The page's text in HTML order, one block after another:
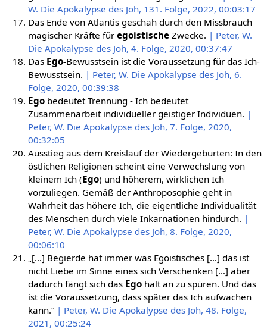
W. Die Apokalypse des Joh, 131. Folge, 2022, 00:03:17
Das Ende von Atlantis geschah durch den Missbrauch
magischer Kräfte für egoistischeZwecke. | Peter, W.
Die Apokalypse des Joh, 4. Folge, 2020, 00:37:47
Das Ego-Bewusstsein ist die Voraussetzung für das Ich-
Bewusstsein. | Peter, W. Die Apokalypse des Joh, 6.
Folge, 2020, 00:39:38
Egobedeutet Trennung - Ich bedeutet
Zusammenarbeit individueller geistiger Individuen. |
Peter, W. Die Apokalypse des Joh, 7. Folge, 2020,
00:32:05
Ausstieg aus dem Kreislauf der Wiedergeburten: In den
östlichen Religionen scheint eine Verwechslung von
kleinem Ich (Ego) und höherem, wirklichen Ich
vorzuliegen. Gemäß der Anthroposophie geht in
Wahrheit das höhere Ich, die eigentliche Individualität
des Menschen durch viele Inkarnationen hindurch. |
Peter, W. Die Apokalypse des Joh, 8. Folge, 2020,
00:06:10
„[…] Begierde hat immer was Egoistisches […] das ist
nicht Liebe im Sinne eines sich Verschenken […] aber
dadurch fängt sich das Egohalt an zu spüren. Und das
ist die Voraussetzung, dass später das Ich aufwachen
kann.“ | Peter, W. Die Apokalypse des Joh, 48. Folge,
2021, 00:25:24